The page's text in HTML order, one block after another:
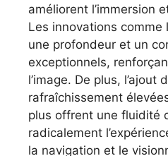
améliorent l’immersion
Les innovations comme
une profondeur et un
exceptionnels,
l’image. De plus, l’ajout
rafraîchissement
plus offrent une fluidité
radicalement
la navigation et le